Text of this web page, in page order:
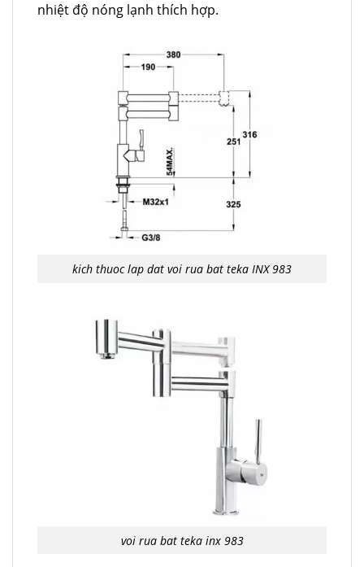
nhiệt độ nóng lạnh thích hợp.
kich thuoc lap dat voi rua bat teka INX 983
voi rua bat teka inx 983